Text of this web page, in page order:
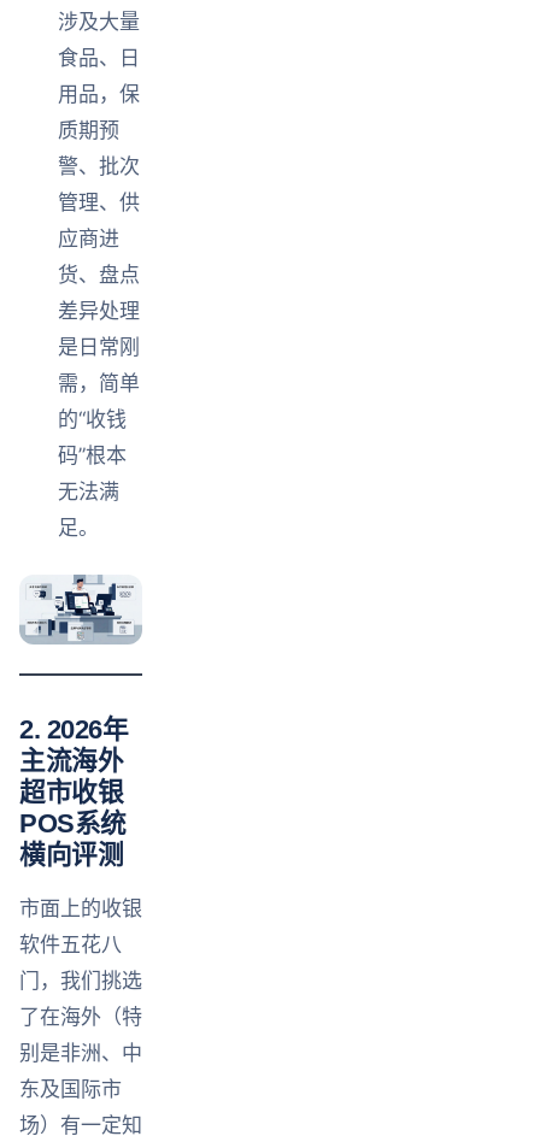
涉及大量
食品、日
用品，保
质期预
警、批次
管理、供
应商进
货、盘点
差异处理
是日常刚
需，简单
的“收钱
码”根本
无法满
足。
2. 2026年
主流海外
超市收银
POS系统
横向评测
市面上的收银
软件五花八
门，我们挑选
了在海外（特
别是非洲、中
东及国际市
场）有一定知